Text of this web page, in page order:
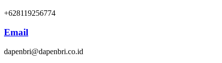
+628119256774
Email
dapenbri@dapenbri.co.id